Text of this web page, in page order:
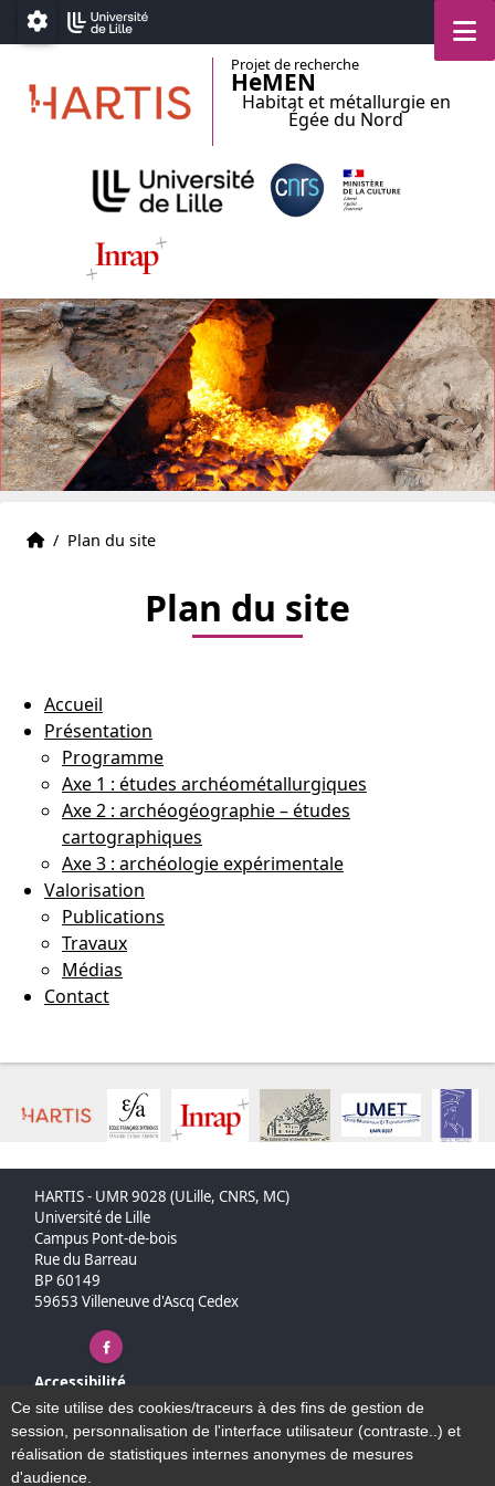
Accéder au menu principal
Accéder au contenu
Paramétrage
Projet de recherche
HeMEN
Habitat et métallurgie en
Égée du Nord
Accueil
Accueil
/ Plan du site
Plan du site
Accueil
Présentation
Programme
Axe 1 : études archéométallurgiques
Axe 2 : archéogéographie – études
cartographiques
Axe 3 : archéologie expérimentale
Valorisation
Publications
Travaux
Médias
Contact
HARTIS - UMR 9028 (ULille, CNRS, MC)
Université de Lille
Campus Pont-de-bois
Rue du Barreau
BP 60149
59653 Villeneuve d'Ascq Cedex
Facebook ( nouvelle fenêtre)
Accessibilité
Plan du site
Mentions légales
Plan et contact
Ce site utilise des cookies/traceurs à des fins de gestion de
session, personnalisation de l'interface utilisateur (contraste..) et
réalisation de statistiques internes anonymes de mesures
d'audience.